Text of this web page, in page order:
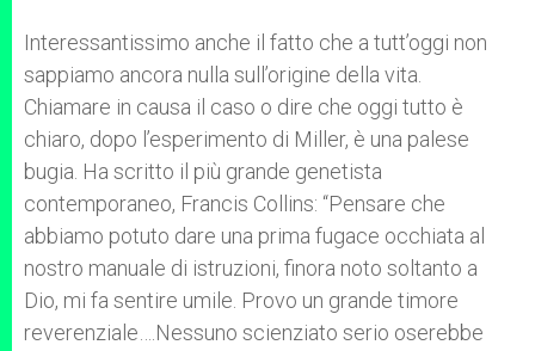
Interessantissimo anche il fatto che a tutt’oggi non
sappiamo ancora nulla sull’origine della vita.
Chiamare in causa il caso o dire che oggi tutto è
chiaro, dopo l’esperimento di Miller, è una palese
bugia. Ha scritto il più grande genetista
contemporaneo, Francis Collins: “Pensare che
abbiamo potuto dare una prima fugace occhiata al
nostro manuale di istruzioni, finora noto soltanto a
Dio, mi fa sentire umile. Provo un grande timore
reverenziale….Nessuno scienziato serio oserebbe